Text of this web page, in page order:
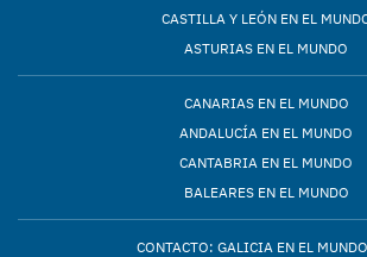
CASTILLA Y LEÓN EN EL
ASTURIAS EN EL MUNDO
CANARIAS EN EL MUNDO
ANDALUCÍA EN EL MUNDO
CANTABRIA EN EL MUNDO
BALEARES EN EL MUNDO
CONTACTO: GALICIA EN EL